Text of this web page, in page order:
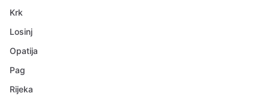
Krk
Losinj
Opatija
Pag
Rijeka